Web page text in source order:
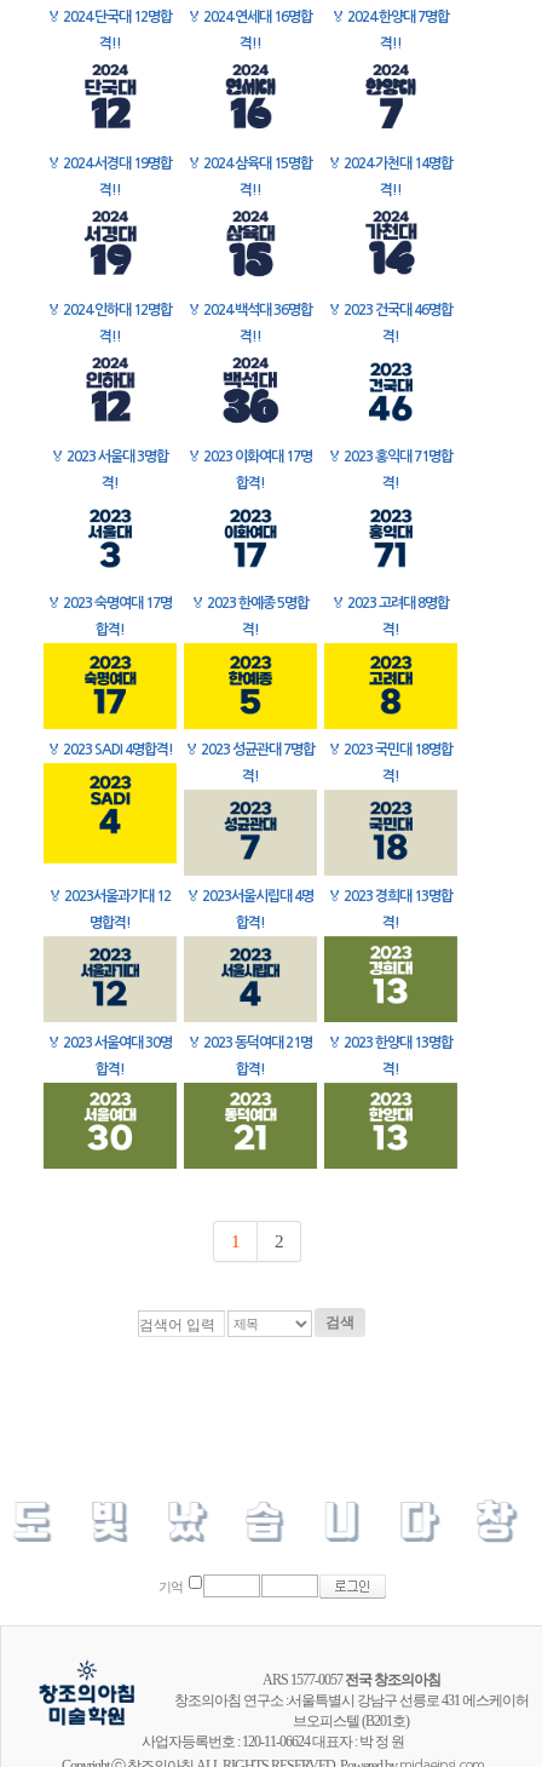
🏅 2024 단국대 12명합
격!!
🏅 2024 연세대 16명합
격!!
🏅 2024 한양대 7명합
격!!
🏅 2024 서경대 19명합
격!!
🏅 2024 삼육대 15명합
격!!
🏅 2024 가천대 14명합
격!!
🏅 2024 인하대 12명합
격!!
🏅 2024 백석대 36명합
격!!
🏅 2023 건국대 46명합
격!
🏅 2023 서울대 3명합
격!
🏅 2023 이화여대 17명
합격!
🏅 2023 홍익대 71명합
격!
🏅 2023 숙명여대 17명
합격!
🏅 2023 한예종 5명합
격!
🏅 2023 고려대 8명합
격!
🏅 2023 SADI 4명합격! 🏅 2023 성균관대 7명합
격!
🏅 2023 국민대 18명합
격!
🏅 2023서울과기대 12
명합격!
🏅 2023서울시립대 4명
합격!
🏅 2023 경희대 13명합
격!
🏅 2023 서울여대 30명
합격!
🏅 2023 동덕여대 21명
합격!
🏅 2023 한양대 13명합
격!
1 2
검색
기억
ARS 1577-0057전국 창조의아침
창조의아침 연구소 :서울특별시 강남구 선릉로 431 에스케이허
브오피스텔 (B201호)
사업자등록번호 : 120-11-06624 대표자 : 박 정 원